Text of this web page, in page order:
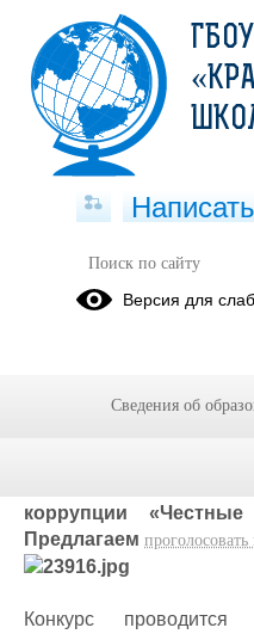
Определяем
конкурса
определение
творческого
коррупции
Предлагаем проголосовать
Конкурс
Версия для
Сведения об